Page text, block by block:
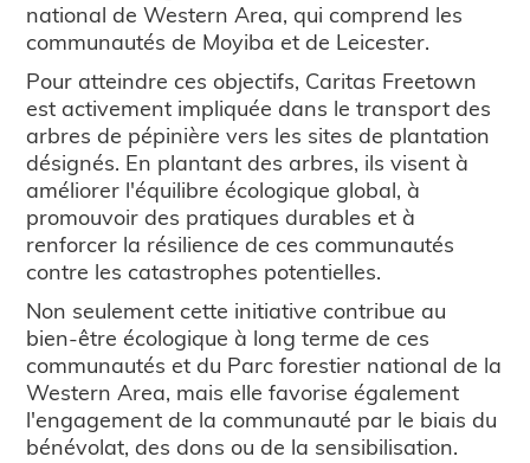
national de Western Area, qui comprend les
communautés de Moyiba et de Leicester.
Pour atteindre ces objectifs, Caritas Freetown
est activement impliquée dans le transport des
arbres de pépinière vers les sites de plantation
désignés. En plantant des arbres, ils visent à
améliorer l'équilibre écologique global, à
promouvoir des pratiques durables et à
renforcer la résilience de ces communautés
contre les catastrophes potentielles.
Non seulement cette initiative contribue au
bien-être écologique à long terme de ces
communautés et du Parc forestier national de la
Western Area, mais elle favorise également
l'engagement de la communauté par le biais du
bénévolat, des dons ou de la sensibilisation.